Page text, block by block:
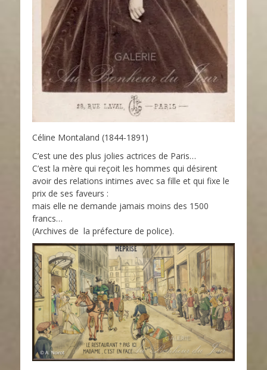
Céline Montaland (1844-1891)
C’est une des plus jolies actrices de Paris…
C’est la mère qui reçoit les hommes qui désirent
avoir des relations intimes avec sa fille et qui fixe le
prix de ses faveurs :
mais elle ne demande jamais moins des 1500
francs…
(Archives de la préfecture de police).